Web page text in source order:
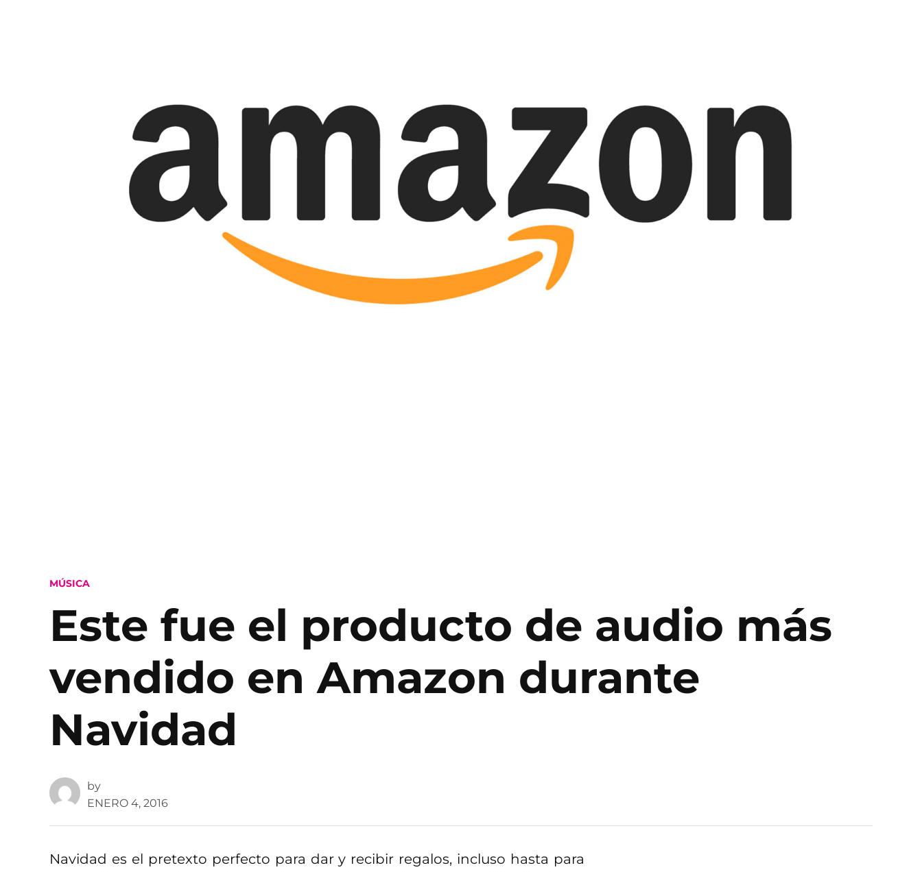
POSTED
MÚSICA
Este fue el producto de audio más
vendido en Amazon durante
Navidad
by
ENERO 4, 2016
Navidad es el pretexto perfecto para dar y recibir regalos, incluso hasta para